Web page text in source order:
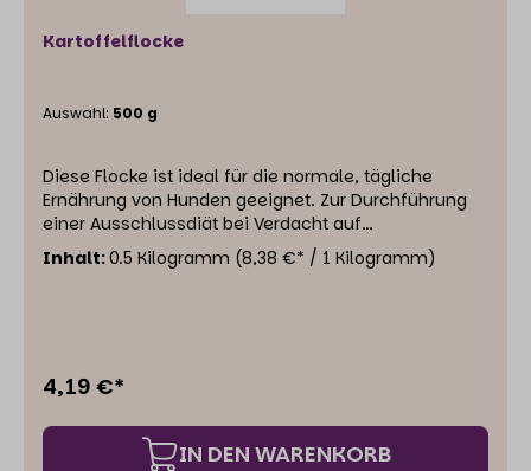
Kartoffelflocke
Auswahl: 500 g
Diese Flocke ist ideal für die normale, tägliche
Ernährung von Hunden geeignet. Zur Durchführung
einer Ausschlussdiät bei Verdacht auf
Futtermittelunverträglichkeit empfehlen wir
Kartoffelflocken. Die Kartoffel ist ein basisches
sehr hohen Vitamin-C-Gehalt. Einzelfuttermittel für
Inhalt:0.5 Kilogramm (8,38 €* / 1 Kilogramm)
4,19 €*
IN DEN WARENKORB